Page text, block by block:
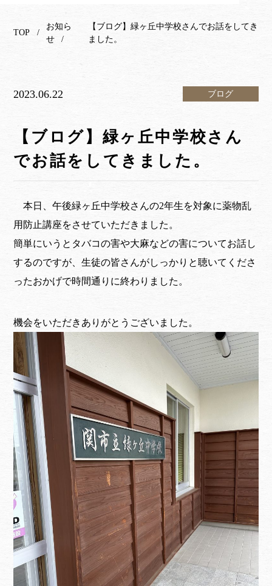
TOP
お知ら
せ
【ブログ】緑ヶ丘中学校さんでお話をしてき
ました。
2023.06.22 ブログ
【ブログ】緑ヶ丘中学校さん
でお話をしてきました。
本日、午後緑ヶ丘中学校さんの2年生を対象に薬物乱
用防止講座をさせていただきました。
簡単にいうとタバコの害や大麻などの害についてお話し
するのですが、生徒の皆さんがしっかりと聴いてくださ
ったおかげで時間通りに終わりました。
機会をいただきありがとうございました。